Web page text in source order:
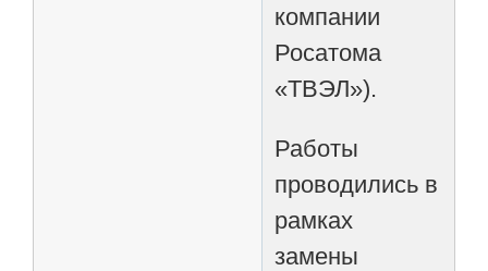
компании
Росатома
«ТВЭЛ»).
Работы
проводились в
рамках
замены